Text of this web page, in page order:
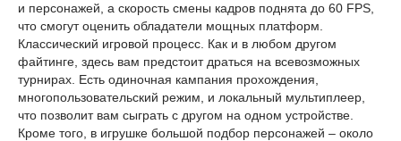
и персонажей, а скорость смены кадров поднята до 60 FPS,
что смогут оценить обладатели мощных платформ.
Классический игровой процесс. Как и в любом другом
файтинге, здесь вам предстоит драться на всевозможных
турнирах. Есть одиночная кампания прохождения,
многопользовательский режим, и локальный мультиплеер,
что позволит вам сыграть с другом на одном устройстве.
Кроме того, в игрушке большой подбор персонажей – около